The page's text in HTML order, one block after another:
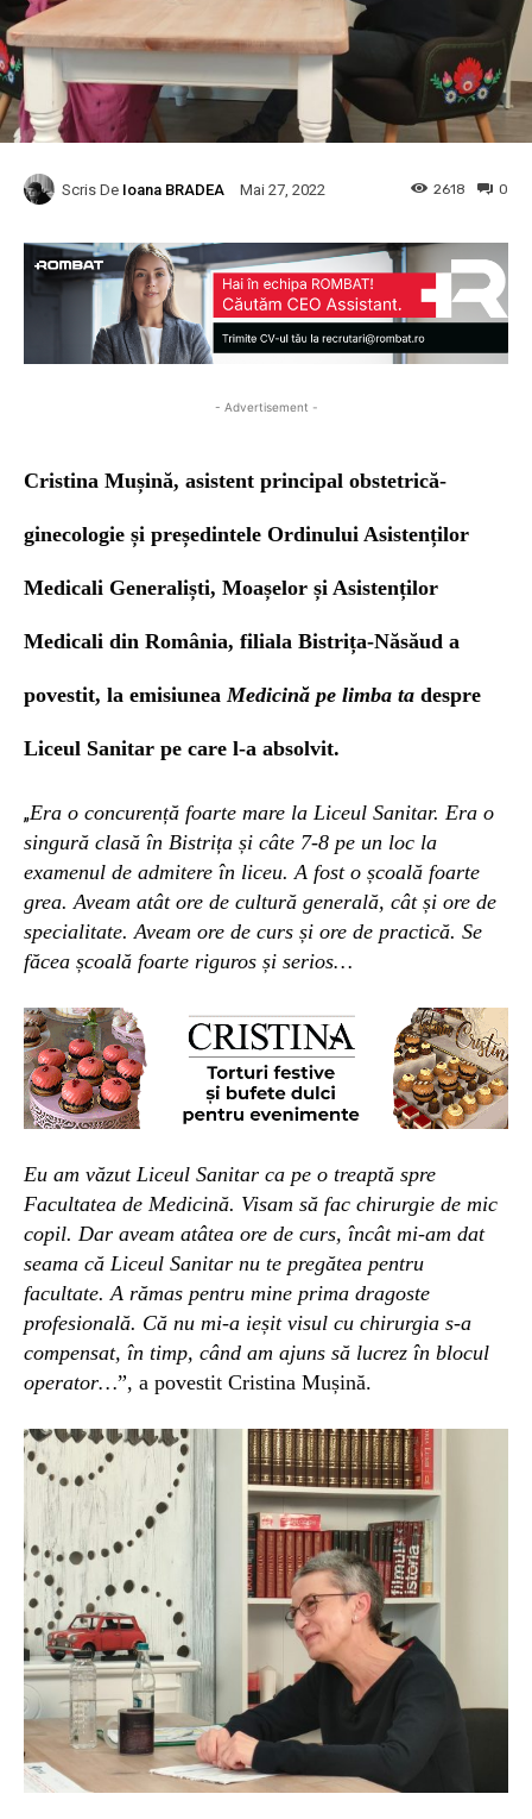
Scris De Ioana BRADEA Mai 27, 2022 0
2618
- Advertisement -
Cristina Mușină, asistent principal obstetrică-
ginecologie și președintele Ordinului Asistenților
Medicali Generaliști, Moașelor și Asistenților
Medicali din România, filiala Bistrița-Năsăud a
povestit, la emisiuneaMedicină pe limba ta despre
Liceul Sanitar pe care l-a absolvit.
„Era o concurență foarte mare la Liceul Sanitar. Era o
singură clasă în Bistrița și câte 7-8 pe un loc la
examenul de admitere în liceu. A fost o școală foarte
grea. Aveam atât ore de cultură generală, cât și ore de
specialitate. Aveam ore de curs și ore de practică. Se
făcea școală foarte riguros și serios…
Eu am văzut Liceul Sanitar ca pe o treaptă spre
Facultatea de Medicină. Visam să fac chirurgie de mic
copil. Dar aveam atâtea ore de curs, încât mi-am dat
seama că Liceul Sanitar nu te pregătea pentru
facultate. A rămas pentru mine prima dragoste
profesională. Că nu mi-a ieșit visul cu chirurgia s-a
compensat, în timp, când am ajuns să lucrez în blocul
operator…”, a povestit Cristina Mușină.